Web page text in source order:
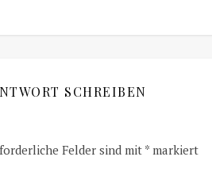
SCHREIBEN
Felder sind mit * markiert